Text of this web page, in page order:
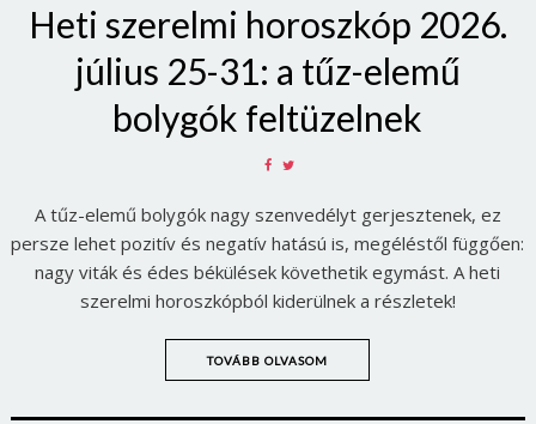
Heti szerelmi horoszkóp 2026.
július 25-31: a tűz-elemű
bolygók feltüzelnek
SHARE
FACEBOOK
TWITTER
A tűz-elemű bolygók nagy szenvedélyt gerjesztenek, ez
persze lehet pozitív és negatív hatású is, megéléstől függően:
nagy viták és édes békülések követhetik egymást. A heti
szerelmi horoszkópból kiderülnek a részletek!
TOVÁBB OLVASOM
Borsonline bejelentkezés
E-mail cím vagy felhasználónév